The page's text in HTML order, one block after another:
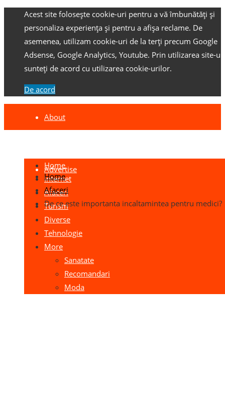
Acest site folosește cookie-uri pentru a vă îmbunătăți și
personaliza experiența și pentru a afișa reclame. De
asemenea, utilizam cookie-uri de la terți precum Google
Adsense, Google Analytics, Youtube. Prin utilizarea site-
sunteți de acord cu utilizarea cookie-urilor.
De acord
About
Advertise
Home
Internet
Afaceri
Turism
Diverse
Tehnologie
More
Sanatate
Recomandari
Moda
Home
Afaceri
De ce este importanta incaltamintea pentru medici?